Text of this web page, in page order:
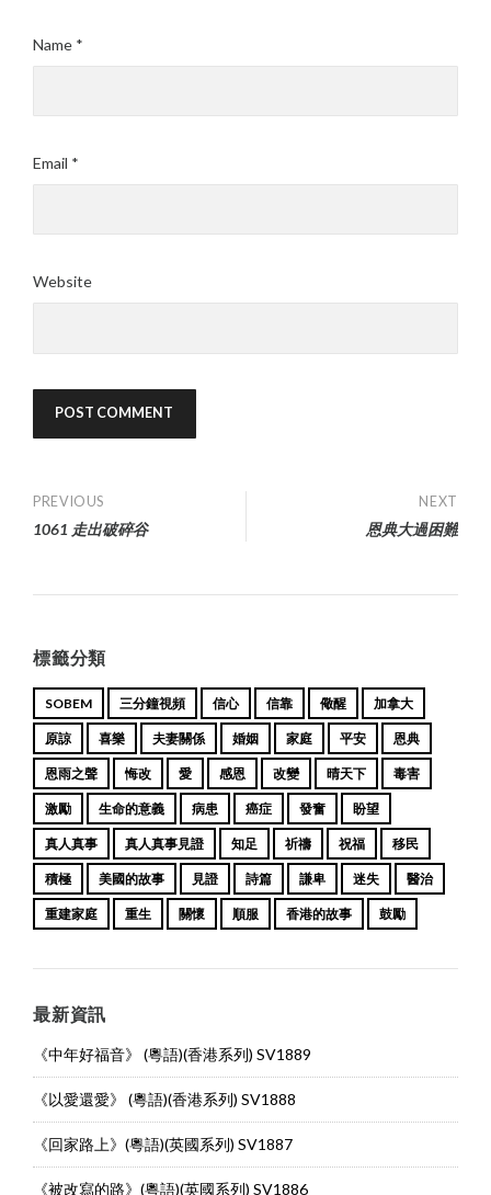
Name *
Email *
Website
Post
PREVIOUS
1061 走出破碎谷
NEXT
恩典大過困難
標籤分類
SOBEM 三分鐘視頻 信心 信靠 儆醒 加拿大
原諒 喜樂 夫妻關係 婚姻 家庭 平安 恩典
恩雨之聲 悔改 愛 感恩 改變 晴天下 毒害
激勵 生命的意義 病患 癌症 發奮 盼望
真人真事 真人真事見證 知足 祈禱 祝福 移民
積極 美國的故事 見證 詩篇 謙卑 迷失 醫治
重建家庭 重生 關懷 順服 香港的故事 鼓勵
最新資訊
《中年好福音》 (粵語)(香港系列) SV1889
《以愛還愛》 (粵語)(香港系列) SV1888
《回家路上》(粵語)(英國系列) SV1887
《被改寫的路》(粵語)(英國系列) SV1886